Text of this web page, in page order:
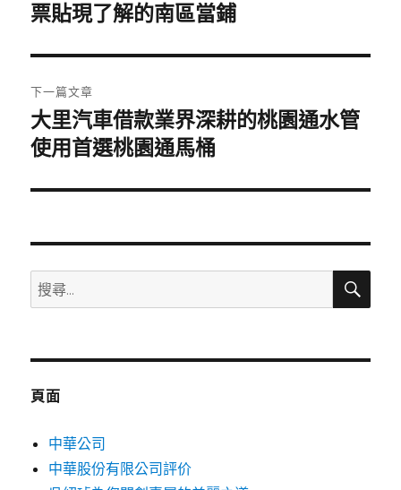
導
覽
一
文
章:
票貼現了解的南區當鋪
下一篇文章
下
一
文
大里汽車借款業界深耕的桃園通水管
使用首選桃園通馬桶
搜
尋
鍵
搜
頁面
中華公司
中華股份有限公司評价